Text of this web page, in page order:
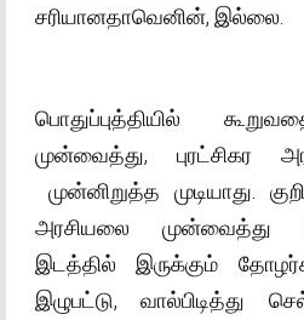
சரியானதாவெனின், இல்லை.
பொதுப்புத்தியில்
முன்வைத்து, புரட்சிகர
முன்னிறுத்த முடியாது.
அரசியலை முன்வைத்து
இடத்தில் இருக்கும்
இழுபட்டு, வால்பிடித்து